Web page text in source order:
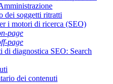
dei soggetti ritratti
i motori di ricerca (SEO)
page
page
di diagnostica SEO: Search
dei contenuti